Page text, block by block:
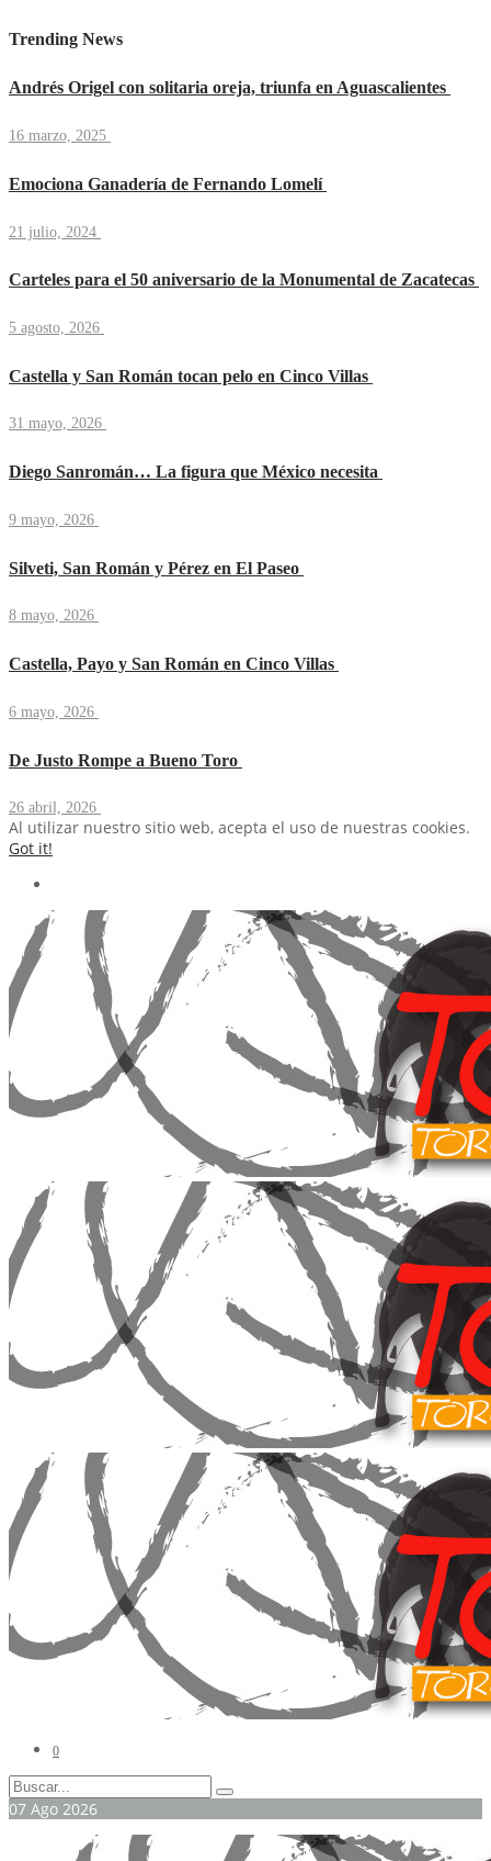
Trending News
Andrés Origel con solitaria oreja, triunfa en Aguascalientes
16 marzo, 2025
Emociona Ganadería de Fernando Lomelí
21 julio, 2024
Carteles para el 50 aniversario de la Monumental de Zacatecas
5 agosto, 2026
Castella y San Román tocan pelo en Cinco Villas
31 mayo, 2026
Diego Sanromán… La figura que México necesita
9 mayo, 2026
Silveti, San Román y Pérez en El Paseo
8 mayo, 2026
Castella, Payo y San Román en Cinco Villas
6 mayo, 2026
De Justo Rompe a Bueno Toro
26 abril, 2026
Al utilizar nuestro sitio web, acepta el uso de nuestras cookies.
Got it!
0
07 Ago 2026